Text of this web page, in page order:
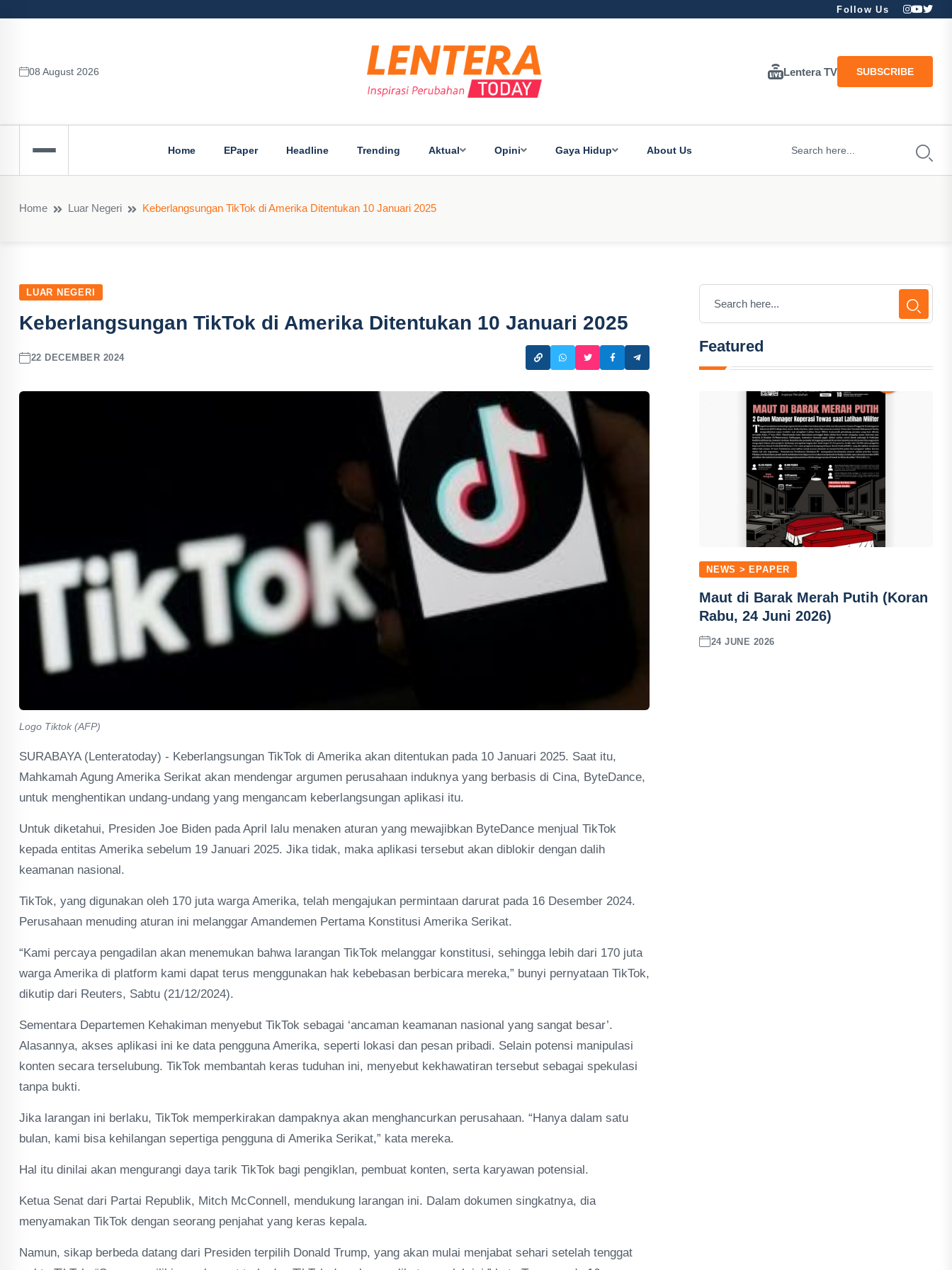
Follow Us
08 August 2026 Lentera TV SUBSCRIBE
Home EPaper Headline Trending Aktual Opini Gaya Hidup About Us
Home Luar Negeri Keberlangsungan TikTok di Amerika Ditentukan 10 Januari 2025
LUAR NEGERI
Keberlangsungan TikTok di Amerika Ditentukan 10 Januari 2025
22 DECEMBER 2024
Logo Tiktok (AFP)
SURABAYA (Lenteratoday) - Keberlangsungan TikTok di Amerika akan ditentukan pada 10 Januari 2025. Saat itu,
Mahkamah Agung Amerika Serikat akan mendengar argumen perusahaan induknya yang berbasis di Cina, ByteDance,
untuk menghentikan undang-undang yang mengancam keberlangsungan aplikasi itu.
Untuk diketahui, Presiden Joe Biden pada April lalu menaken aturan yang mewajibkan ByteDance menjual TikTok
kepada entitas Amerika sebelum 19 Januari 2025. Jika tidak, maka aplikasi tersebut akan diblokir dengan dalih
keamanan nasional.
TikTok, yang digunakan oleh 170 juta warga Amerika, telah mengajukan permintaan darurat pada 16 Desember 2024.
Perusahaan menuding aturan ini melanggar Amandemen Pertama Konstitusi Amerika Serikat.
“Kami percaya pengadilan akan menemukan bahwa larangan TikTok melanggar konstitusi, sehingga lebih dari 170 juta
warga Amerika di platform kami dapat terus menggunakan hak kebebasan berbicara mereka,” bunyi pernyataan TikTok,
dikutip dari Reuters, Sabtu (21/12/2024).
Sementara Departemen Kehakiman menyebut TikTok sebagai ‘ancaman keamanan nasional yang sangat besar’.
Alasannya, akses aplikasi ini ke data pengguna Amerika, seperti lokasi dan pesan pribadi. Selain potensi manipulasi
konten secara terselubung. TikTok membantah keras tuduhan ini, menyebut kekhawatiran tersebut sebagai spekulasi
tanpa bukti.
Jika larangan ini berlaku, TikTok memperkirakan dampaknya akan menghancurkan perusahaan. “Hanya dalam satu
bulan, kami bisa kehilangan sepertiga pengguna di Amerika Serikat,” kata mereka.
Hal itu dinilai akan mengurangi daya tarik TikTok bagi pengiklan, pembuat konten, serta karyawan potensial.
Ketua Senat dari Partai Republik, Mitch McConnell, mendukung larangan ini. Dalam dokumen singkatnya, dia
menyamakan TikTok dengan seorang penjahat yang keras kepala.
Namun, sikap berbeda datang dari Presiden terpilih Donald Trump, yang akan mulai menjabat sehari setelah tenggat
Featured
NEWS > EPAPER
Maut di Barak Merah Putih (Koran
Rabu, 24 Juni 2026)
24 JUNE 2026